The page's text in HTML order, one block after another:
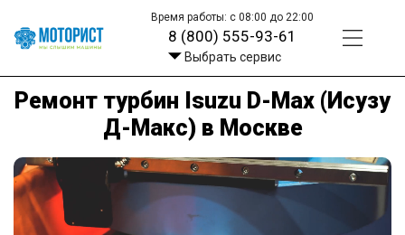
Время работы: с 08:00 до 22:00
8 (800) 555-93-61
Выбрать сервис
Ремонт турбин Isuzu D-Max (Исузу
Д-Макс) в Москве